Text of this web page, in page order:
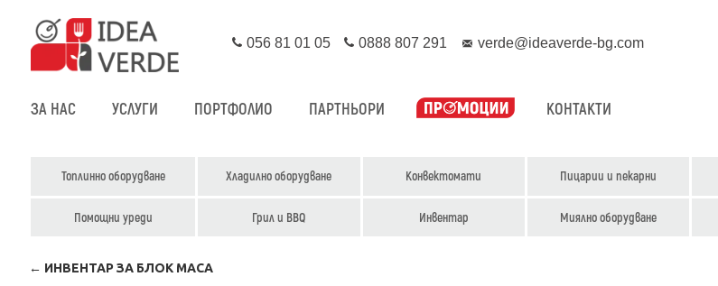
056 81 01 05 0888 807 291 verde@ideaverde-bg.com
ЗА НАС УСЛУГИ ПОРТФОЛИО ПАРТНЬОРИ КОНТАКТИ
Топлинно оборудване Хладилно оборудване Конвектомати Пицарии и пекарни
Помощни уреди Грил и BBQ Инвентар Миялно оборудване
← ИНВЕНТАР ЗА БЛОК МАСА